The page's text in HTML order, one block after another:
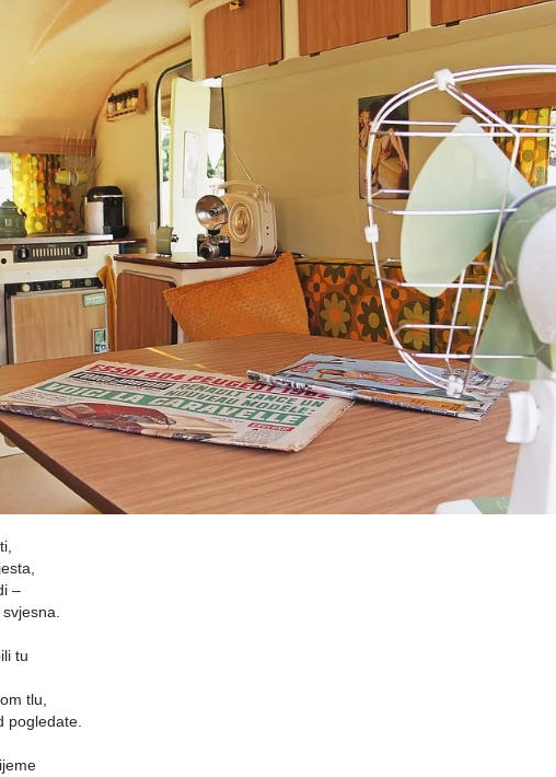
–
tu
tlu,
pogledate.